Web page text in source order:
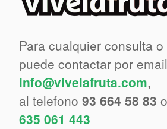
Para cualquier consulta
puede contactar por
info@vivelafruta.com,
al telefono 93 664 58 83
635 061 443